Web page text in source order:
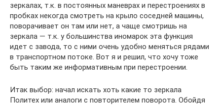
зеркалах, т.к. в постоянных маневрах и перестроениях в
пробках некогда смотреть на крыло соседней машины,
поворачивает он там или нет, а чаще смотришь на
зеркала — т.к. у большинства иномарок эта функция
идет с завода, то с ними очень удобно меняться рядами
в транспортном потоке. Вот я и решил, что хочу тоже
быть таким же информативным при перестроении.
Итак выбор: начал искать хоть какие то зеркала
Политех или аналоги с повторителем поворота. Обойдя